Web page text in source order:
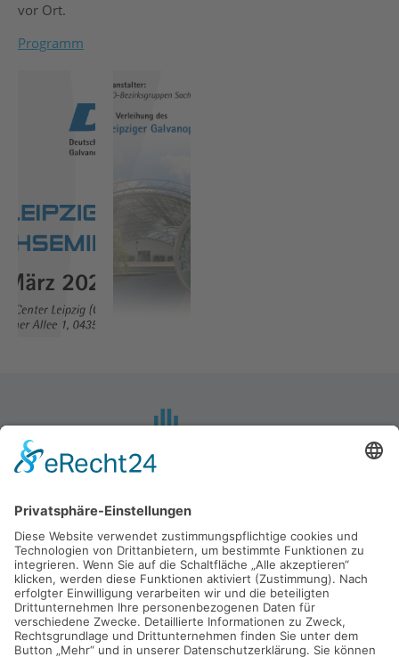
vor Ort.
Programm
Mietzsch GmbH Lufttechnik Dresden
01129 Dresden
Telefon: +49 (0)351 - 8433 0
Fax: +49 (0)351 - 8433 160
E-Mail:mietzsch@mietzsch.de
Impressum
Datenschutz
Anfahrt